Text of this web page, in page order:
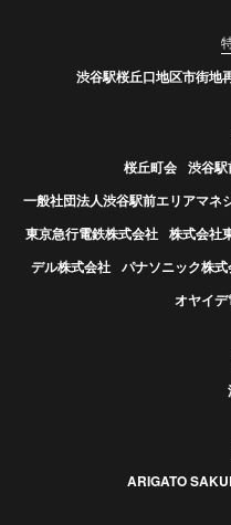
渋谷駅桜丘口地区市街地
桜丘町会 渋谷
一般社団法人渋谷駅前エリアマネ
東京急行電鉄株式会社 株式会社
デル株式会社 パナソニック株
オヤイデ
ARIGATO